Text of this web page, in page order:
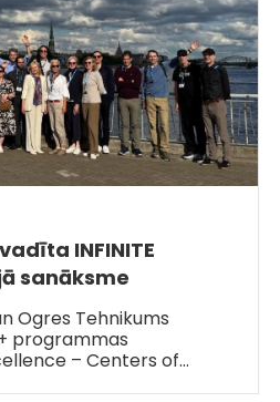
INFINITE
sanāksme
Ogres Tehnikums
programmas
– Centers of…